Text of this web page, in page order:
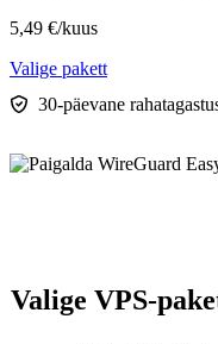
5,49 €/kuus
Valige pakett
30-päevane
Valige VPS-